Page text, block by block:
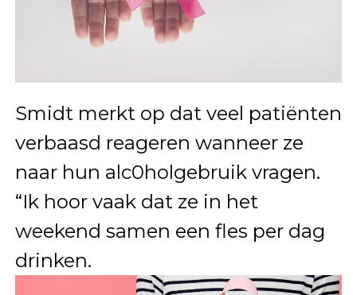
Smidt merkt op dat veel patiënten
verbaasd reageren wanneer ze
naar hun alc0holgebruik vragen.
“Ik hoor vaak dat ze in het
weekend samen een fles per dag
drinken.